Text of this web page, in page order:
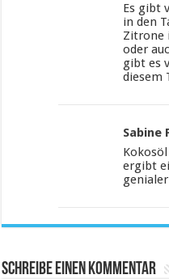
Es gibt
in den
Zitrone
oder
gibt es
diesem
Sabine
ergibt
Schreibe einen Kommentar